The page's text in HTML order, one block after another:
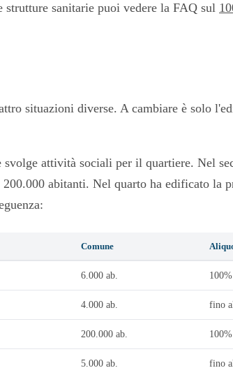
sanitarie puoi vedere la FAQ sul
situazioni diverse. A cambiare è solo
attività sociali per il quartiere. Nel
abitanti. Nel quarto ha edificato la
Comune
6.000 ab. 100%
4.000 ab. fino
200.000 ab.
5.000 ab. fino